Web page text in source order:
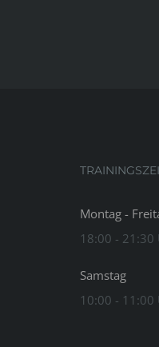
Montag -
18:00 - 21:30
Samstag
10:00 - 11:00